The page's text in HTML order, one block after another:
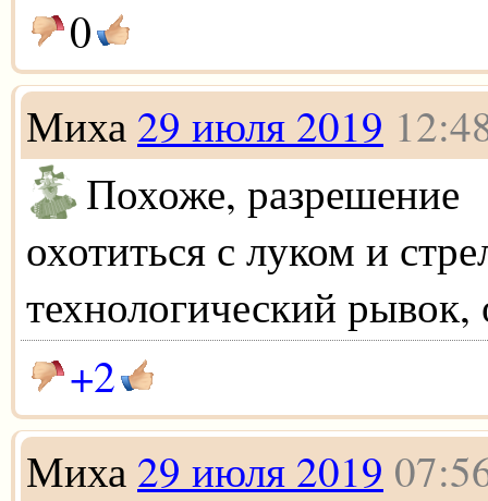
0
Миха 29 июля 2019
Похоже, разрешение
охотиться с луком и
технологический
+2
Миха 29 июля 2019